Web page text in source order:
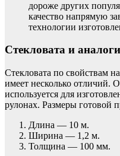
дороже других
качество напрямую
технологии
Стекловата и аналоги
Стекловата по свойствам
имеет несколько отличий.
используется для
рулонах. Размеры готовой
Длина — 10 м.
Ширина — 1,2 м.
Толщина — 100 мм.